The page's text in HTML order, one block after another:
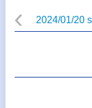
2024/01/20